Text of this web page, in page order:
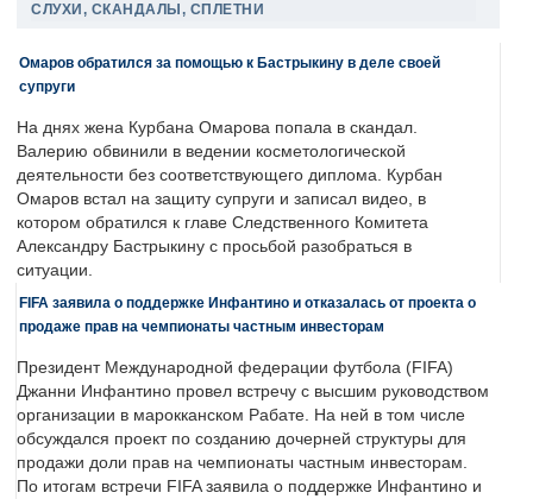
СЛУХИ, СКАНДАЛЫ, СПЛЕТНИ
Омаров обратился за помощью к Бастрыкину в деле своей
супруги
На днях жена Курбана Омарова попала в скандал.
Валерию обвинили в ведении косметологической
деятельности без соответствующего диплома. Курбан
Омаров встал на защиту супруги и записал видео, в
котором обратился к главе Следственного Комитета
Александру Бастрыкину с просьбой разобраться в
ситуации.
FIFA заявила о поддержке Инфантино и отказалась от проекта о
продаже прав на чемпионаты частным инвесторам
Президент Международной федерации футбола (FIFA)
Джанни Инфантино провел встречу с высшим руководством
организации в марокканском Рабате. На ней в том числе
обсуждался проект по созданию дочерней структуры для
продажи доли прав на чемпионаты частным инвесторам.
По итогам встречи FIFA заявила о поддержке Инфантино и